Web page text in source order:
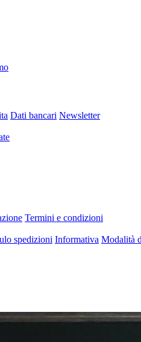
Dati bancari Newsletter
Termini e condizioni
spedizioni Informativa Modalità